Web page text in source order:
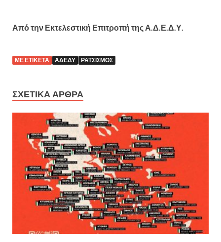
Από την Εκτελεστική Επιτροπή της Α.Δ.Ε.Δ.Υ.
ΜΕ ΕΤΙΚΈΤΑ ΑΔΕΔΥ ΡΑΤΣΙΣΜΌΣ
ΣΧΕΤΙΚΆ ΆΡΘΡΑ